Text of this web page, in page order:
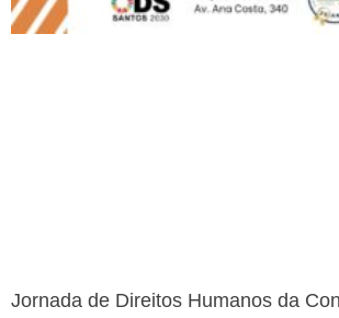
Jornada de Direitos Humanos da